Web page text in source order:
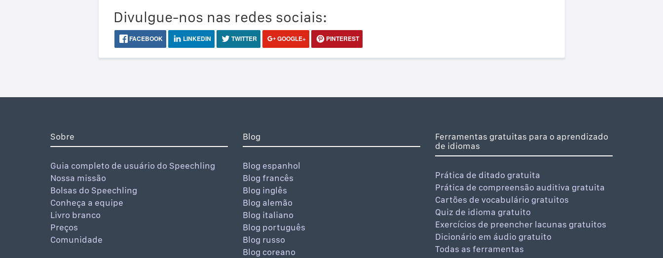
Divulgue-nos nas redes sociais:
FACEBOOK LINKEDIN TWITTER GOOGLE+ PINTEREST
Sobre
Guia completo de usuário do Speechling
Nossa missão
Bolsas do Speechling
Conheça a equipe
Livro branco
Preços
Comunidade
Blog
Blog espanhol
Blog francês
Blog inglês
Blog alemão
Blog italiano
Blog português
Blog russo
Blog coreano
Ferramentas gratuitas para o aprendizado
de idiomas
Prática de ditado gratuita
Prática de compreensão auditiva gratuita
Cartões de vocabulário gratuitos
Quiz de idioma gratuito
Exercícios de preencher lacunas gratuitos
Dicionário em áudio gratuito
Todas as ferramentas